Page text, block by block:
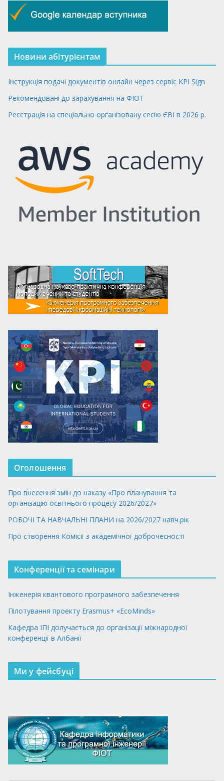
Новини абітурієнтам
Інструкція подачі документів онлайн через сервіс KPI Sign
Рекомендовані до зарахування на ФІОТ
Реєстрація на спеціально організовану сесію ЄВІ в 2026 р.
Оголошення
Про внесення змін до наказу «Про планування та
організацію освітнього процесу 2026/2027»
РОБОЧІ ТА НАВЧАЛЬНІ ПЛАНИ на 2026/2027 навч.рік
Про створення Комісії з академічної доброчесності
Конференції та семінари
Інженерія квантового програмного забезпечення
Пілотування проекту Erasmus+ «EcoMinds»
Кафедра ІПІ долучається до організації міжнародної
конференції в Албанії
Ми у фейсбуці